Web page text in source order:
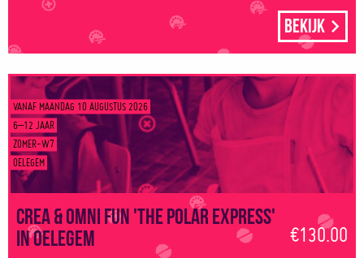
Bekijk
VANAF MAANDAG 10 AUGUSTUS 2026
6–12 JAAR
ZOMER-W7
OELEGEM
Crea & Omni Fun 'The Polar Express'
in Oelegem
€130.00